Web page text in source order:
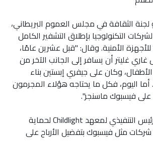
الثقافة في مجلس العموم البريطاني،
التكنولوجيا بإطلاق التشفير الكامل
الأمنية. وقال: "قبل عشرين عامًا،
غليتر أن يسافر إلى الجانب الآخر من
الأطفال، وكان على جيفري إبستين بناء
أما اليوم، فكل ما يحتاجه هؤلاء المجرمون
فيسبوك ماسنجر".
أما بول ستانفيلد، الرئيس التنفيذي لمعهد Childlight لحماية
مثل فيسبوك بتفضيل الأرباح على